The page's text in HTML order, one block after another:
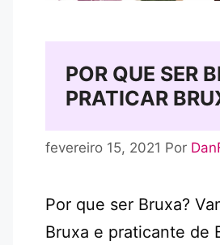
POR QUE SER
PRATICAR
fevereiro 15, 2021 Por
Por que ser Bruxa?
Bruxa e praticante de